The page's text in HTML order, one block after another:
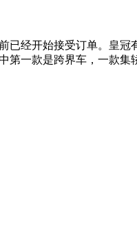
经开始接受订单。皇
一款是跨界车，一款集